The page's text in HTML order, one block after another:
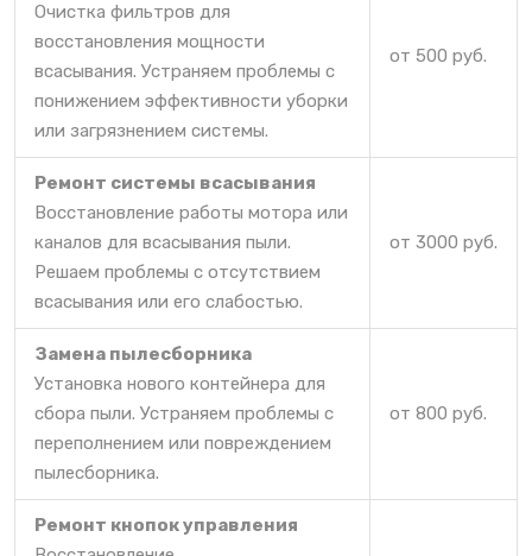
Очистка фильтров для
восстановления мощности
всасывания. Устраняем проблемы с
понижением эффективности уборки
или загрязнением системы.
от 500 руб.
Ремонт системы всасывания
Восстановление работы мотора или
каналов для всасывания пыли.
Решаем проблемы с отсутствием
всасывания или его слабостью.
от 3000 руб.
Замена пылесборника
Установка нового контейнера для
сбора пыли. Устраняем проблемы с
переполнением или повреждением
пылесборника.
от 800 руб.
Ремонт кнопок управления